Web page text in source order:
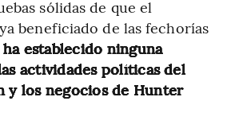
sólidas de que el
beneficiado de las fechorías
ha establecido ninguna
actividades políticas del
y los negocios de Hunter